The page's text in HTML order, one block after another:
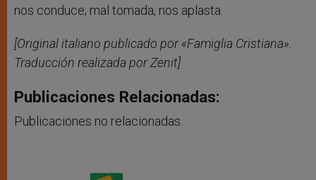
nos conduce; mal tomada, nos aplasta.
[Original italiano publicado por «Famiglia Cristiana».
Traducción realizada por Zenit]
Publicaciones Relacionadas:
Publicaciones no relacionadas.